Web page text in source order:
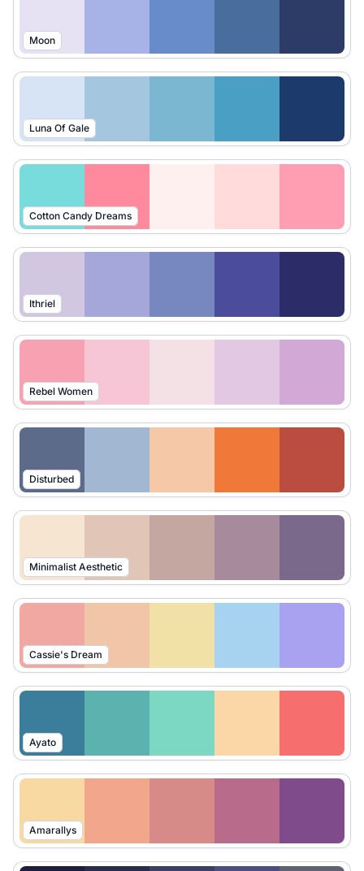
Moon
Luna Of Gale
Cotton Candy Dreams
Ithriel
Rebel Women
Disturbed
Minimalist Aesthetic
Cassie's Dream
Ayato
Amarallys